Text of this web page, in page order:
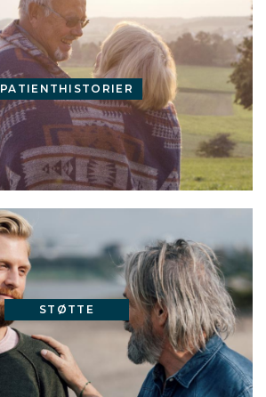
PATIENTHISTORIER
STØTTE